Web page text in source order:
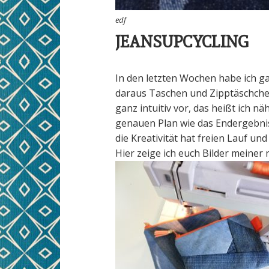
edf
JEANSUPCYCLING
In den letzten Wochen habe ich
daraus Taschen und
ganz intuitiv vor, das heißt ich
genauen Plan wie das
die Kreativität hat freien Lauf
Hier zeige ich euch Bilder meiner